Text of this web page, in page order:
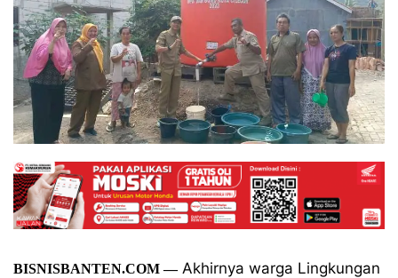
BISNISBANTEN.COM —Akhirnya warga Lingkungan